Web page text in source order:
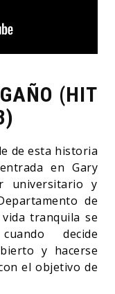
(HIT
de esta historia
en Gary
universitario y
de
tranquila se
decide
y hacerse
el objetivo de